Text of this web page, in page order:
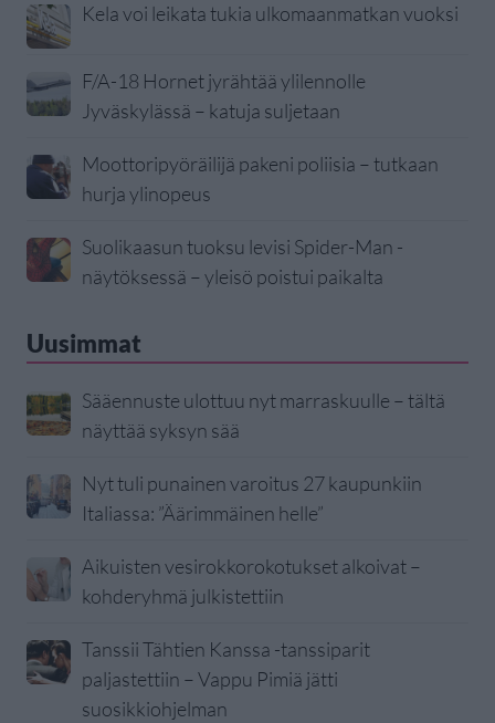
Kela voi leikata tukia ulkomaanmatkan vuoksi
F/A-18 Hornet jyrähtää ylilennolle
Jyväskylässä – katuja suljetaan
Moottoripyöräilijä pakeni poliisia – tutkaan
hurja ylinopeus
Suolikaasun tuoksu levisi Spider-Man -
näytöksessä – yleisö poistui paikalta
Uusimmat
Sääennuste ulottuu nyt marraskuulle – tältä
näyttää syksyn sää
Nyt tuli punainen varoitus 27 kaupunkiin
Italiassa: ”Äärimmäinen helle”
Aikuisten vesirokkorokotukset alkoivat –
kohderyhmä julkistettiin
Tanssii Tähtien Kanssa -tanssiparit
paljastettiin – Vappu Pimiä jätti
suosikkiohjelman